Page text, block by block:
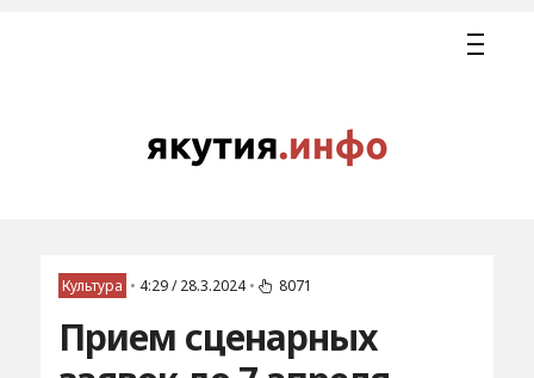
Культура • 4:29 / 28.3.2024 • 8071
Прием сценарных